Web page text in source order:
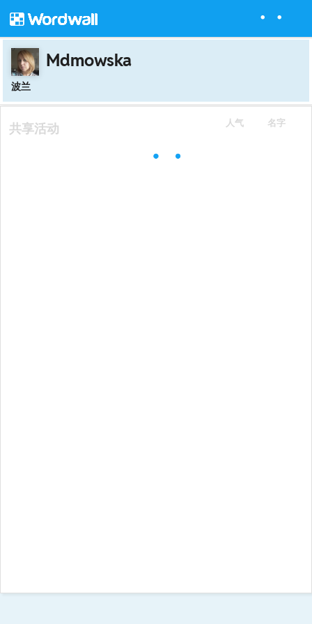
Mdmowska
波兰
人气 名字
共享活动